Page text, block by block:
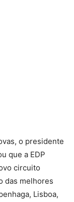
o presidente
que a EDP
circuito
das melhores
Lisboa,